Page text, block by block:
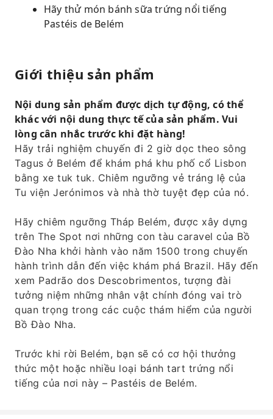
Hãy thử món bánh sữa trứng nổi tiếng
Pastéis de Belém
Giới thiệu sản phẩm
Nội dung sản phẩm được dịch tự động, có thể
khác với nội dung thực tế của sản phẩm. Vui
lòng cân nhắc trước khi đặt hàng!
Hãy trải nghiệm chuyến đi 2 giờ dọc theo sông
Tagus ở Belém để khám phá khu phố cổ Lisbon
bằng xe tuk tuk. Chiêm ngưỡng vẻ tráng lệ của
Tu viện Jerónimos và nhà thờ tuyệt đẹp của nó.
Hãy chiêm ngưỡng Tháp Belém, được xây dựng
trên The Spot nơi những con tàu caravel của Bồ
Đào Nha khởi hành vào năm 1500 trong chuyến
hành trình dẫn đến việc khám phá Brazil. Hãy đến
xem Padrão dos Descobrimentos, tượng đài
tưởng niệm những nhân vật chính đóng vai trò
quan trọng trong các cuộc thám hiểm của người
Bồ Đào Nha.
Trước khi rời Belém, bạn sẽ có cơ hội thưởng
thức một hoặc nhiều loại bánh tart trứng nổi
tiếng của nơi này – Pastéis de Belém.